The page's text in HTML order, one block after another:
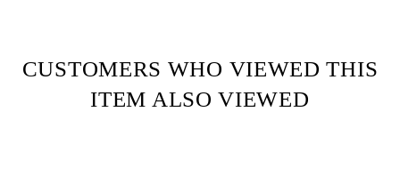
CUSTOMERS WHO VIEWED THIS
ITEM ALSO VIEWED